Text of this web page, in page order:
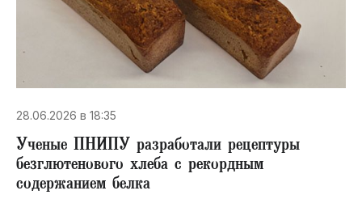
28.06.2026 в 18:35
Ученые ПНИПУ разработали рецептуры
безглютенового хлеба с рекордным
содержанием белка